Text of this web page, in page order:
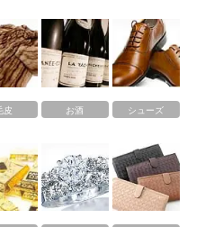
皮 お酒 シューズ